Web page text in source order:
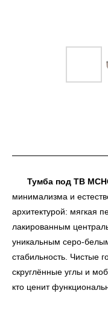
Тумба под ТВ
минимализма и
архитектурой: мягкая
лакированным
уникальным серо-
стабильность. Чистые
скруглённые углы и
кто ценит